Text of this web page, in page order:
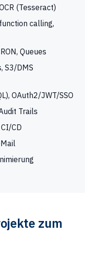
(Tesseract)
calling,
Queues
S3/DMS
OAuth2/JWT/SSO
Trails
CD
zum